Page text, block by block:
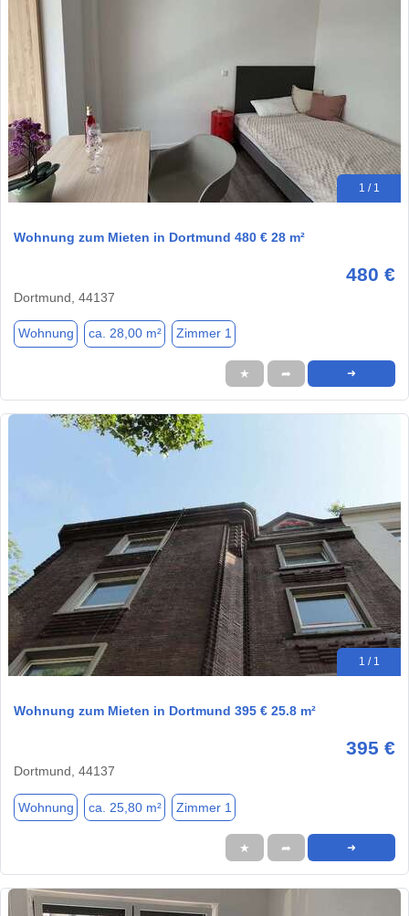
1 / 1
Wohnung zum Mieten in Dortmund 480 € 28 m²
480 €
Dortmund, 44137
Wohnung ca. 28,00 m² Zimmer 1
★ ➦ ➜
1 / 1
Wohnung zum Mieten in Dortmund 395 € 25.8 m²
395 €
Dortmund, 44137
Wohnung ca. 25,80 m² Zimmer 1
★ ➦ ➜